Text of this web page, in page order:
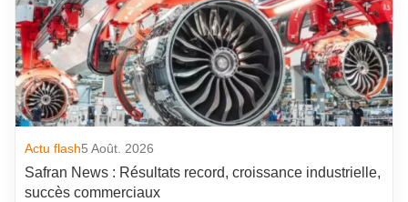
Actu flash5 Août. 2026
Safran News : Résultats record, croissance industrielle,
succès commerciaux